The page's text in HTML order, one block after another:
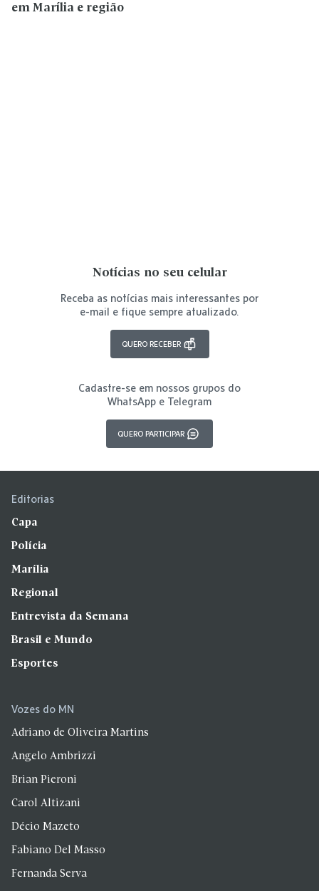
em Marília e região
Notícias no seu celular
Receba as notícias mais interessantes por
e-mail e fique sempre atualizado.
QUERO RECEBER
Cadastre-se em nossos grupos do
WhatsApp e Telegram
QUERO PARTICIPAR
Editorias
Capa
Polícia
Marília
Regional
Entrevista da Semana
Brasil e Mundo
Esportes
Vozes do MN
Adriano de Oliveira Martins
Angelo Ambrizzi
Brian Pieroni
Carol Altizani
Décio Mazeto
Fabiano Del Masso
Fernanda Serva